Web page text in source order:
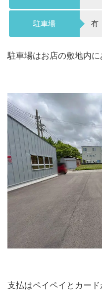
駐車場 有
駐車場はお店の敷地内に
支払はペイペイとカー